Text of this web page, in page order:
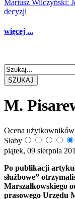
Mariusz Wilczyński:
decyzji
więcej ...
SZUKAJ
M.
Ocena
Słaby
piątek, 09 sierpnia
Po publikacji
służbowe”
Marszałkowskiego
prasowego Urzędu